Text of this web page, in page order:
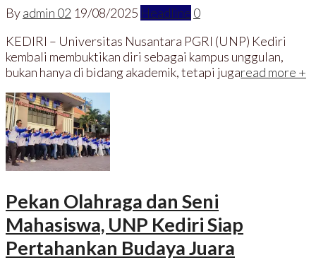
Byadmin 02 19/08/2025 Headline 0
KEDIRI – Universitas Nusantara PGRI (UNP) Kediri
kembali membuktikan diri sebagai kampus unggulan,
bukan hanya di bidang akademik, tetapi jugaread more +
Pekan Olahraga dan Seni
Mahasiswa, UNP Kediri Siap
Pertahankan Budaya Juara